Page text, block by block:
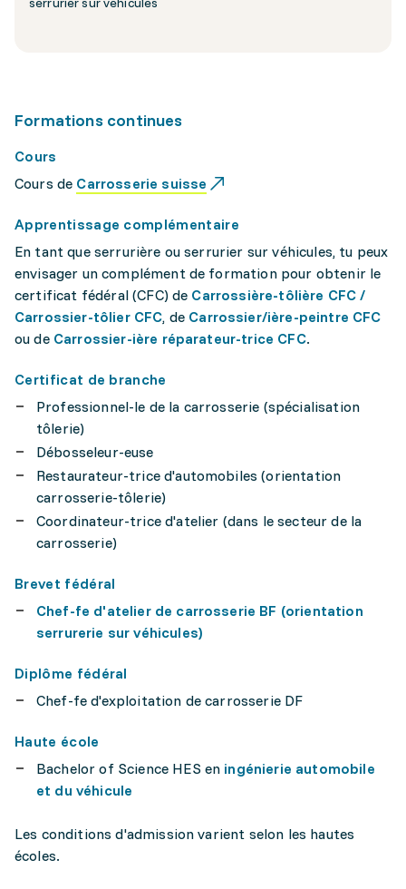
Formations continues
Cours
Cours de Carrosserie suisse
Apprentissage complémentaire
En tant que serrurière ou serrurier sur véhicules, tu peux
envisager un complément de formation pour obtenir le
certificat fédéral (CFC) de Carrossière-tôlière CFC /
Carrossier-tôlier CFC, de Carrossier/ière-peintre CFC
ou de Carrossier-ière réparateur-trice CFC.
Certificat de branche
Professionnel-le de la carrosserie (spécialisation
tôlerie)
Débosseleur-euse
Restaurateur-trice d'automobiles (orientation
carrosserie-tôlerie)
Coordinateur-trice d'atelier (dans le secteur de la
carrosserie)
Brevet fédéral
Chef-fe d'atelier de carrosserie BF (orientation
serrurerie sur véhicules)
Diplôme fédéral
Chef-fe d'exploitation de carrosserie DF
Haute école
Bachelor of Science HES en ingénierie automobile
et du véhicule
Les conditions d'admission varient selon les hautes
écoles.